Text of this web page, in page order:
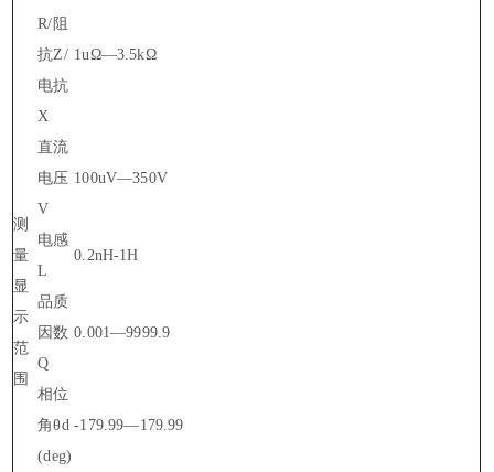
测
量
显
示
范
围
R/阻
抗Z/
电抗
X
1uΩ—3.5kΩ
直流
电压
V
100uV—350V
电感
L
0.2nH-1H
品质
因数
Q
0.001—9999.9
相位
角θd
(deg)
-179.99—179.99